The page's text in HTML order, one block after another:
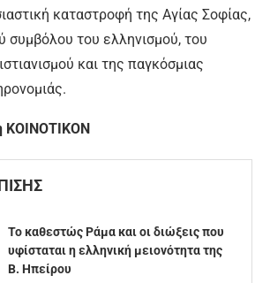
καταστροφή της Αγίας Σοφίας,
συμβόλου του ελληνισμού, του
και της παγκόσμιας
ΚΟΙΝΟΤΙΚΟΝ
Το καθεστώς Ράμα και οι διώξεις που
υφίσταται η ελληνική μειονότητα της
Β. Ηπείρου